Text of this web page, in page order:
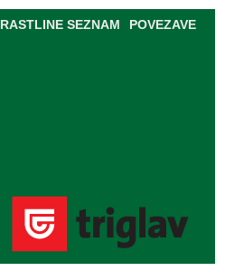
RASTLINE SEZNAM
POVEZAVE